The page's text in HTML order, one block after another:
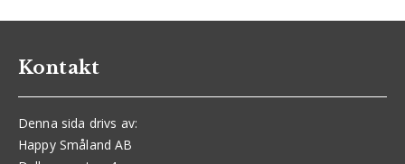
Kontakt
Denna sida drivs av:
Happy Småland AB